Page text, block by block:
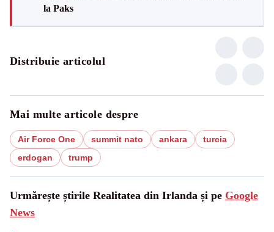
la Paks
Distribuie articolul
Mai multe articole despre
Air Force One summit nato ankara
turcia
erdogan
trump
Urmărește știrile Realitatea din Irlanda și pe Google
News